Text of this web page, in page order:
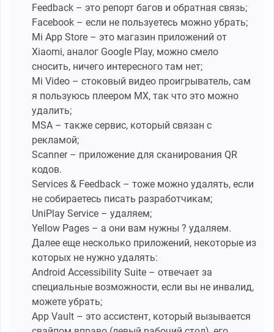
Feedback – это репорт багов и обратная связь;
Facebook – если не пользуетесь можно убрать;
Mi App Store – это магазин приложений от
Xiaomi, аналог Google Play, можно смело
сносить, ничего интересного там нет;
Mi Video – стоковый видео проигрыватель, сам
я пользуюсь плеером MX, так что это можно
удалить;
MSA – также сервис, который связан с
рекламой;
Scanner – приложение для сканирования QR
кодов.
Services & Feedback – тоже можно удалять, если
не собираетесь писать разработчикам;
UniPlay Service – удаляем;
Yellow Pages – а они вам нужны ? удаляем.
Далее еще несколько приложений, некоторые из
которых не нужно удалять:
Android Accessibility Suite – отвечает за
специальные возможности, если вы не инвалид,
можете убрать;
App Vault – это ассистент, который вызывается